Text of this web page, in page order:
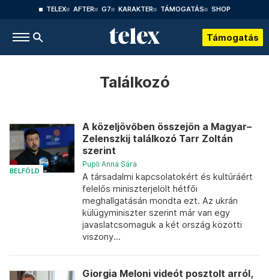
TELEX AFTER G7 KARAKTER TÁMOGATÁS SHOP
Támogatás
Találkozó
BELFÖLD
A közeljövőben összejön a Magyar–
Zelenszkij találkozó Tarr Zoltán
szerint
Pupli Anna Sára
A társadalmi kapcsolatokért és kultúráért
felelős miniszterjelölt hétfői
meghallgatásán mondta ezt. Az ukrán
külügyminiszter szerint már van egy
javaslatcsomaguk a két ország közötti
viszony...
Giorgia Meloni videót posztolt arról,